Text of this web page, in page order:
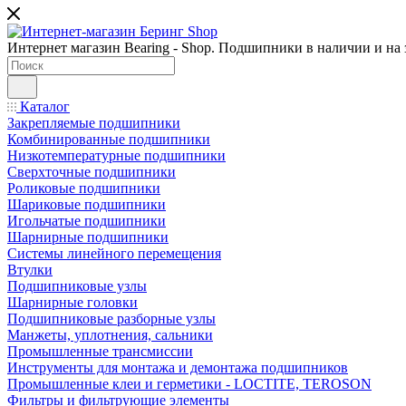
Интернет магазин Bearing - Shop. Подшипники в наличии и на
Каталог
Закрепляемые подшипники
Комбинированные подшипники
Низкотемпературные подшипники
Сверхточные подшипники
Роликовые подшипники
Шариковые подшипники
Игольчатые подшипники
Шарнирные подшипники
Системы линейного перемещения
Втулки
Подшипниковые узлы
Шарнирные головки
Подшипниковые разборные узлы
Манжеты, уплотнения, сальники
Промышленные трансмиссии
Инструменты для монтажа и демонтажа подшипников
Промышленные клеи и герметики - LOCTITE, TEROSON
Фильтры и фильтрующие элементы